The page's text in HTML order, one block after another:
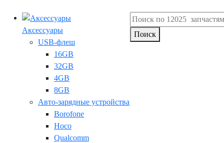
Аксессуары
USB-флеш
16GB
32GB
4GB
8GB
Авто-зарядные устройства
Borofone
Hoco
Qualcomm
Поиск